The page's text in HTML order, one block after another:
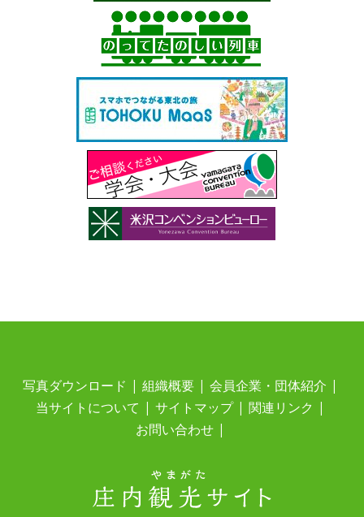
写真ダウンロード 組織概要
会員企業・団体紹介
当サイトについて
サイトマップ
関連リンク
お問い合わせ